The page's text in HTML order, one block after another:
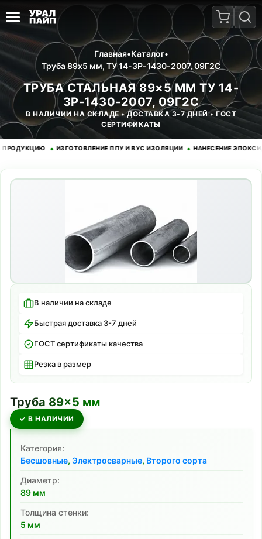
Главная•Каталог•
Труба 89x5 мм, ТУ 14-3Р-1430-2007, 09Г2С
ТРУБА СТАЛЬНАЯ 89×5 ММ ТУ 14-
3Р-1430-2007, 09Г2С
В НАЛИЧИИ НА СКЛАДЕ • ДОСТАВКА 3-7 ДНЕЙ • ГОСТ
СЕРТИФИКАТЫ
• ИЗГОТОВЛЕНИЕ ППУ И ВУС ИЗОЛЯЦИИ • НАНЕСЕНИЕ
В наличии на складе
Быстрая доставка 3-7 дней
ГОСТ сертификаты качества
Резка в размер
Труба 89×5 мм
✓ В НАЛИЧИИ
Категория:
Бесшовные, Электросварные, Второго сорта
Диаметр:
89 мм
Толщина стенки:
5 мм